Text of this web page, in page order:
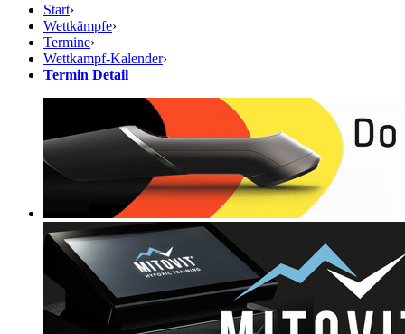
Start›
Wettkämpfe›
Termine›
Wettkampf-Kalender›
Termin Detail